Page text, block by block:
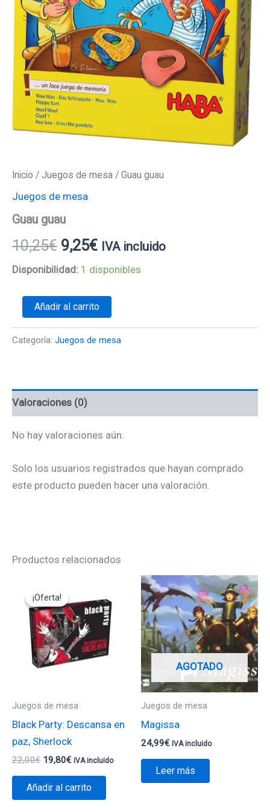
Inicio / Juegos de mesa / Guau guau
Juegos de mesa
Guau guau
10,25€ 9,25€ IVA incluido
Disponibilidad: 1 disponibles
Añadir al carrito
Categoría: Juegos de mesa
Valoraciones (0)
No hay valoraciones aún.
Solo los usuarios registrados que hayan comprado
este producto pueden hacer una valoración.
Productos relacionados
¡Oferta!
¡Oferta!
Juegos de mesa
Black Party: Descansa en
paz, Sherlock
22,00€
precio
original
era:
22,00€.
19,80€
actual
es:
19,80€.
IVA incluido
Añadir al carrito
AGOTADO
Juegos de mesa
Magissa
24,99€ IVA incluido
Leer más